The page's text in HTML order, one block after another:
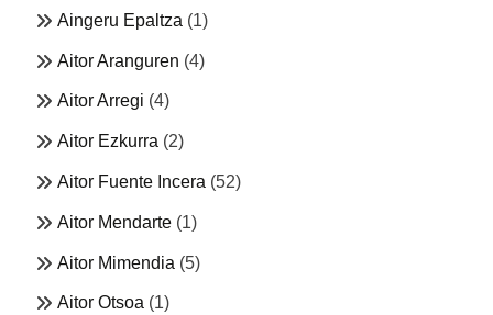
Aingeru Epaltza (1)
Aitor Aranguren (4)
Aitor Arregi (4)
Aitor Ezkurra (2)
Aitor Fuente Incera (52)
Aitor Mendarte (1)
Aitor Mimendia (5)
Aitor Otsoa (1)